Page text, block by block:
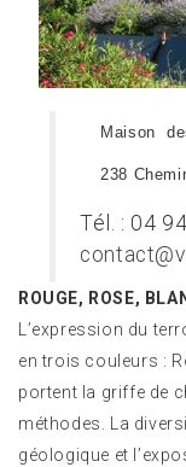
Maison
238
Tél. : 04
ROUGE, ROSE,
L’expression du
en trois couleurs :
portent la griffe de
méthodes. La
géologique et